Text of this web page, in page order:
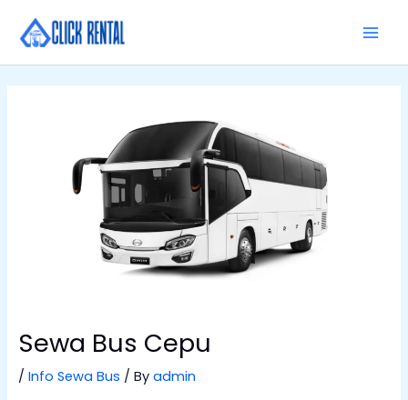
Sewa Bus Cepu
/ Info Sewa Bus / By admin